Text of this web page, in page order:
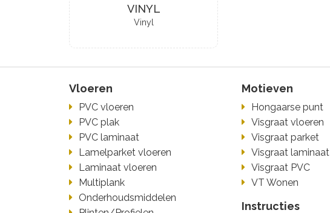
VINYL
Vinyl
Vloeren
PVC vloeren
PVC plak
PVC laminaat
Lamelparket vloeren
Laminaat vloeren
Multiplank
Onderhoudsmiddelen
Motieven
Hongaarse punt
Visgraat vloeren
Visgraat parket
Visgraat laminaat
Visgraat PVC
VT Wonen
Instructies